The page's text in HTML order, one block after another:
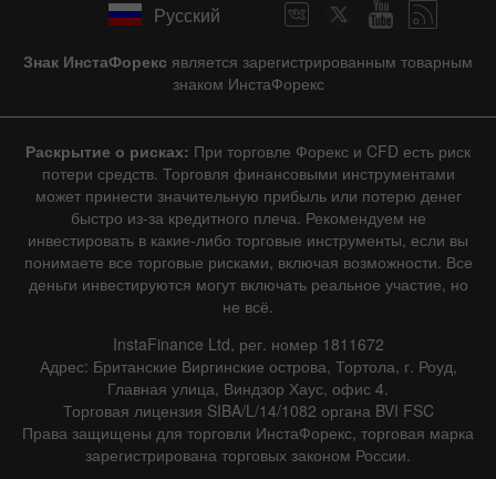
Русский
Знак ИнстаФорекс является зарегистрированным товарным
знаком ИнстаФорекс
Раскрытие о рисках: При торговле Форекс и CFD есть риск
потери средств. Торговля финансовыми инструментами
может принести значительную прибыль или потерю денег
быстро из-за кредитного плеча. Рекомендуем не
инвестировать в какие-либо торговые инструменты, если вы
понимаете все торговые рисками, включая возможности. Все
деньги инвестируются могут включать реальное участие, но
не всё.
InstaFinance Ltd, рег. номер 1811672
Адрес: Британские Виргинские острова, Тортола, г. Роуд,
Главная улица, Виндзор Хаус, офис 4.
Торговая лицензия SIBA/L/14/1082 органа BVI FSC
Права защищены для торговли ИнстаФорекс, торговая марка
зарегистрирована торговых законом России.